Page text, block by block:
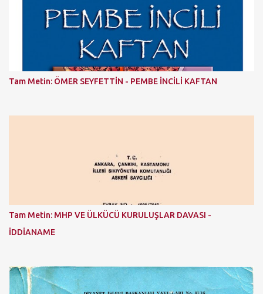
Tam Metin: ÖMER SEYFETTİN - PEMBE İNCİLİ KAFTAN
Tam Metin: MHP VE ÜLKÜCÜ KURULUŞLAR DAVASI -
İDDİANAME